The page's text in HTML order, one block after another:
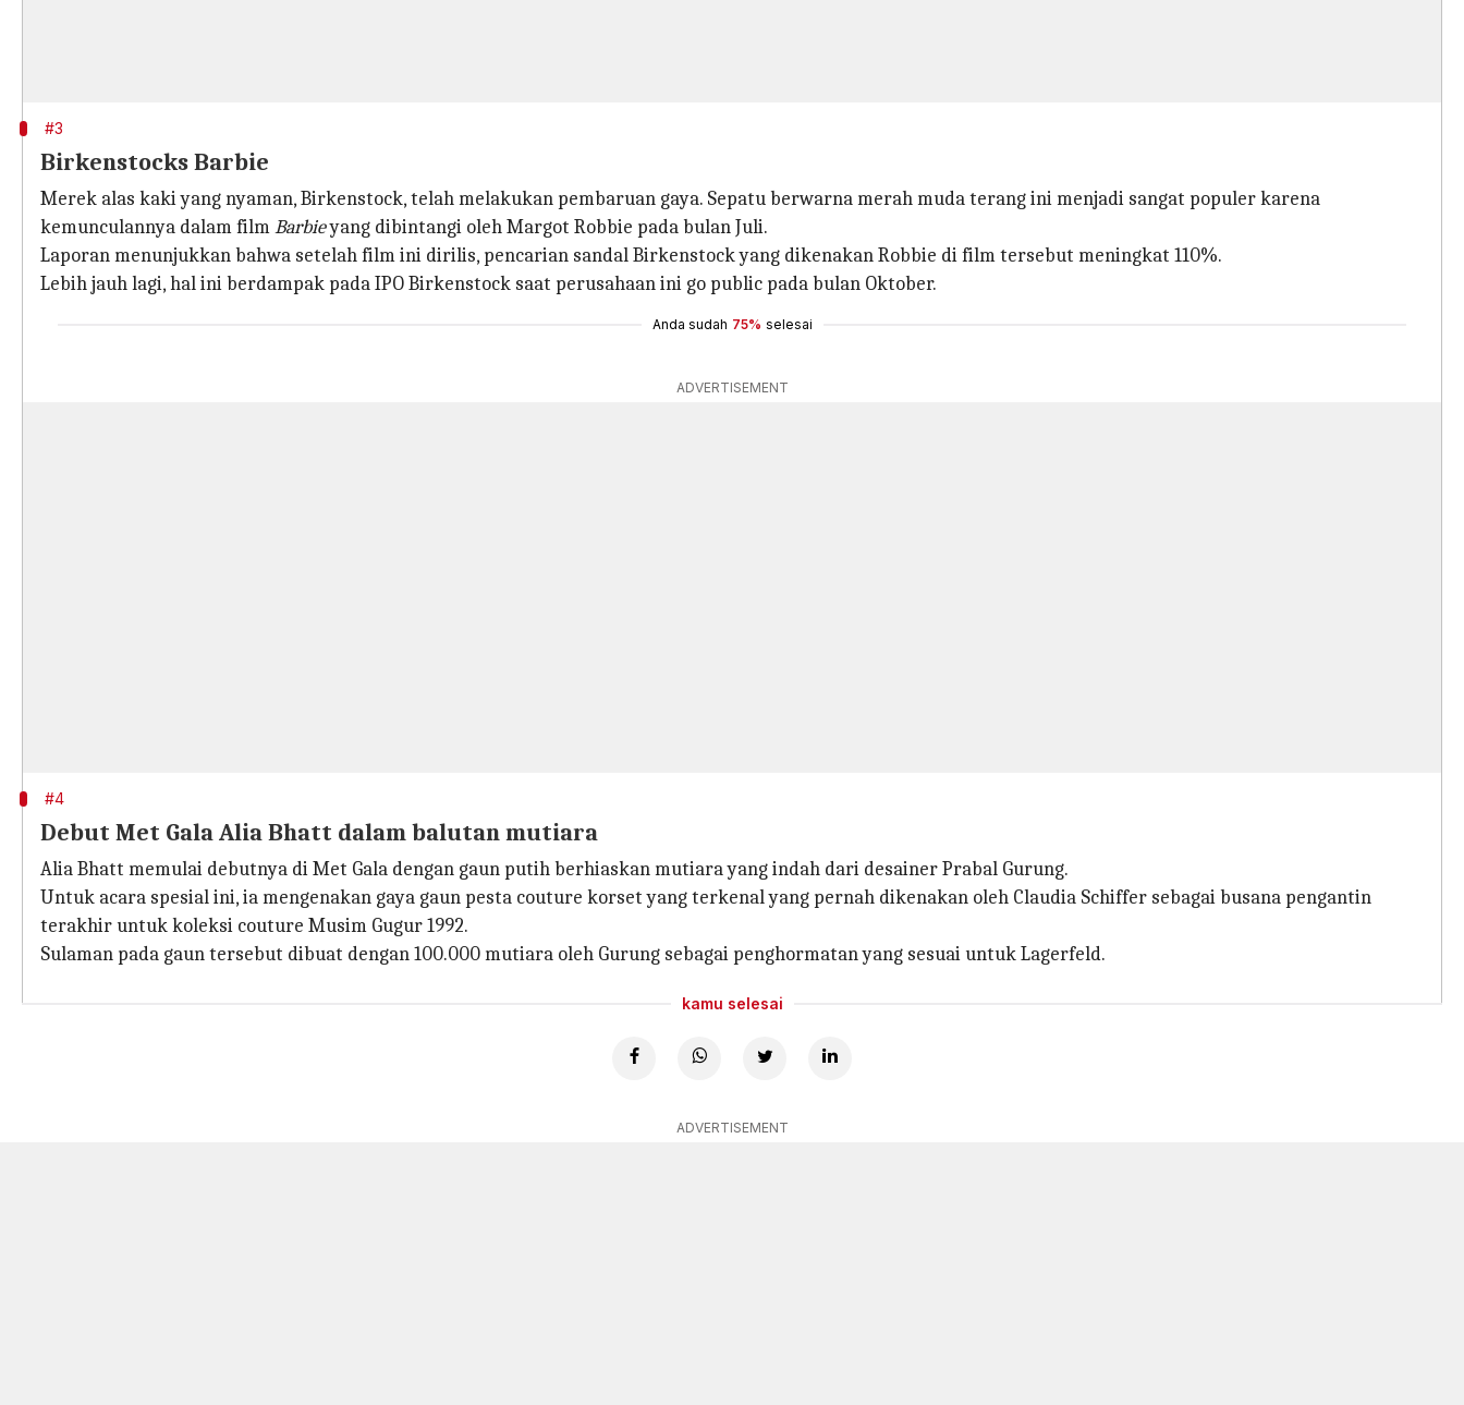
#3
Birkenstocks Barbie
Merek alas kaki yang nyaman, Birkenstock, telah melakukan pembaruan gaya. Sepatu berwarna merah muda terang ini menjadi sangat populer karena
kemunculannya dalam filmBarbieyang dibintangi oleh Margot Robbie pada bulan Juli.
Laporan menunjukkan bahwa setelah film ini dirilis, pencarian sandal Birkenstock yang dikenakan Robbie di film tersebut meningkat 110%.
Lebih jauh lagi, hal ini berdampak pada IPO Birkenstock saat perusahaan ini go public pada bulan Oktober.
Anda sudah 75% selesai
ADVERTISEMENT
#4
Debut Met Gala Alia Bhatt dalam balutan mutiara
Alia Bhatt memulai debutnya di Met Gala dengan gaun putih berhiaskan mutiara yang indah dari desainer Prabal Gurung.
Untuk acara spesial ini, ia mengenakan gaya gaun pesta couture korset yang terkenal yang pernah dikenakan oleh Claudia Schiffer sebagai busana pengantin
terakhir untuk koleksi couture Musim Gugur 1992.
Sulaman pada gaun tersebut dibuat dengan 100.000 mutiara oleh Gurung sebagai penghormatan yang sesuai untuk Lagerfeld.
kamu selesai
ADVERTISEMENT